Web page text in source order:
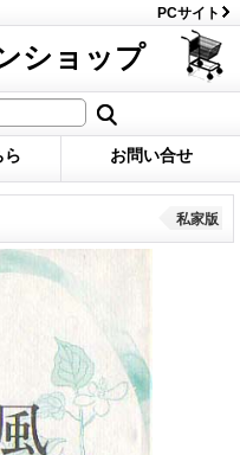
PCサイト
ショップ
ら お問い合せ
私家版